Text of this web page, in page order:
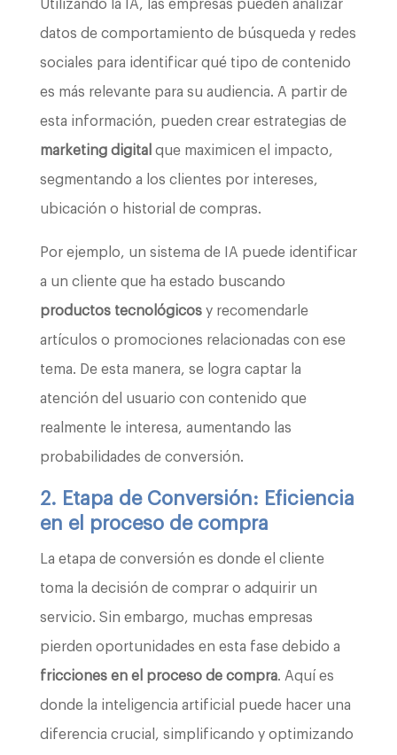
Utilizando la IA, las empresas pueden analizar
datos de comportamiento de búsqueda y redes
sociales para identificar qué tipo de contenido
es más relevante para su audiencia. A partir de
esta información, pueden crear estrategias de
marketing digital que maximicen el impacto,
segmentando a los clientes por intereses,
ubicación o historial de compras.
Por ejemplo, un sistema de IA puede identificar
a un cliente que ha estado buscando
productos tecnológicosy recomendarle
artículos o promociones relacionadas con ese
tema. De esta manera, se logra captar la
atención del usuario con contenido que
realmente le interesa, aumentando las
probabilidades de conversión.
2. Etapa de Conversión: Eficiencia
en el proceso de compra
La etapa de conversión es donde el cliente
toma la decisión de comprar o adquirir un
servicio. Sin embargo, muchas empresas
pierden oportunidades en esta fase debido a
fricciones en el proceso de compra. Aquí es
donde la inteligencia artificial puede hacer una
diferencia crucial, simplificando y optimizando